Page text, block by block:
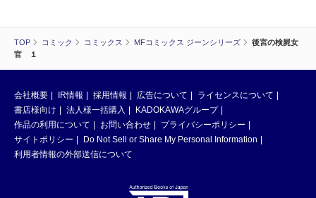
TOP コミック コミックス MFコミックス ジーンシリーズ
後宮の検屍女
官 １
会社概要 IR情報 採用情報 広告について
ライセンスについて
書店様向け
法人様一括購入
KADOKAWAグループ
作品の利用について
お問い合わせ
プライバシーポリシー
サイトポリシー
Do Not Sell or Share My Personal Information
利用者情報の外部送信について